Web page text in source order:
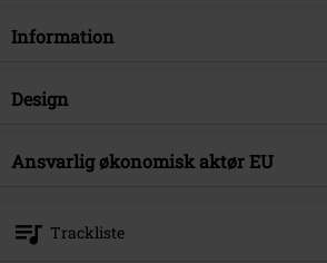
Information
Artikelnr.
Musikgenre
Black Metal
Band
Design
Produkttype
LP
Ansvarlig økonomisk aktør EU
's-Gravelandseweg 80
1217 EW Hilversum
Trackliste